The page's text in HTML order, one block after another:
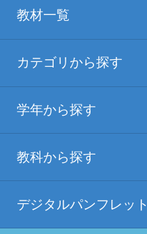
教材一覧
カテゴリから探す
学年から探す
教科から探す
デジタルパンフレット